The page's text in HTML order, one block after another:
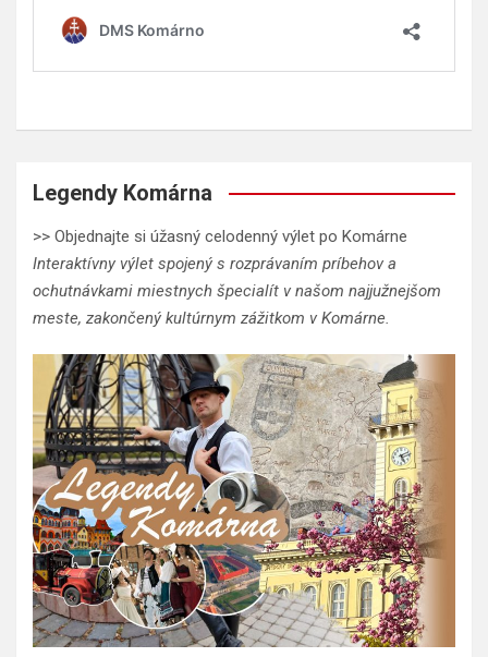
Legendy Komárna
>> Objednajte si úžasný celodenný výlet po Komárne
Interaktívny výlet spojený s rozprávaním príbehov a
ochutnávkami miestnych špecialít v našom najjužnejšom
meste, zakončený kultúrnym zážitkom v Komárne.